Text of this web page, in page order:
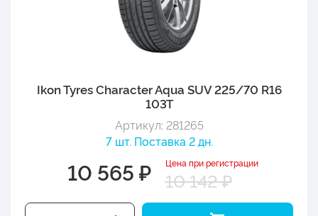
Ikon Tyres Character Aqua SUV 225/70 R16
103T
Артикул: 281265
7 шт. Поставка 2 дн.
10 565 ₽ Цена при регистрации
10 142 ₽